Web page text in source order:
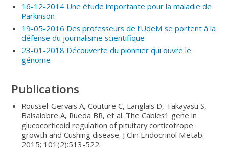
16-12-2014 Une étude importante pour la maladie de
Parkinson
19-05-2016 Des professeurs de l’UdeM se portent à la
défense du journalisme scientifique
23-01-2018 Découverte du pionnier qui ouvre le
génome
Publications
Roussel-Gervais A, Couture C, Langlais D, Takayasu S,
Balsalobre A, Rueda BR, et al. The Cables1 gene in
glucocorticoid regulation of pituitary corticotrope
growth and Cushing disease. J Clin Endocrinol Metab.
2015; 101(2):513-522.